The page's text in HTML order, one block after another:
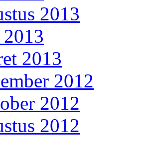
2013
2013
2012
2012
2012